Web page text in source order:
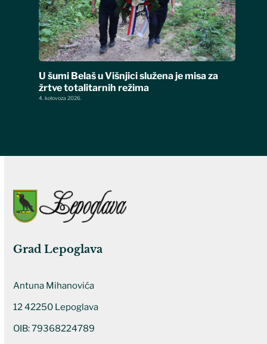
U šumi Belaš u Višnjici služena je misa za
žrtve totalitarnih režima
4. kolovoza 2026.
Grad Lepoglava
Antuna Mihanovića
12 42250 Lepoglava
OIB: 79368224789